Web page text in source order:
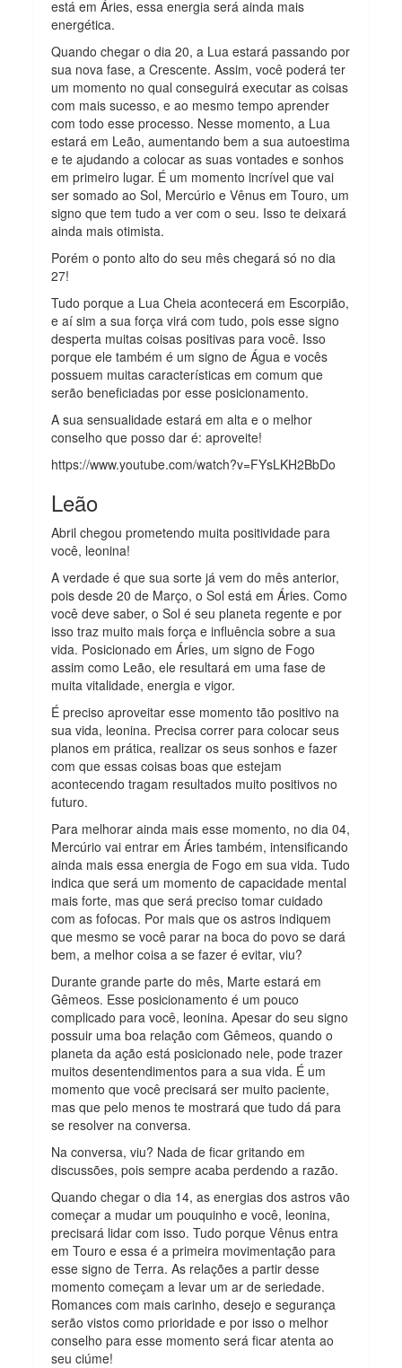
está em Áries, essa energia será ainda mais
energética.
Quando chegar o dia 20, a Lua estará passando por
sua nova fase, a Crescente. Assim, você poderá ter
um momento no qual conseguirá executar as coisas
com mais sucesso, e ao mesmo tempo aprender
com todo esse processo. Nesse momento, a Lua
estará em Leão, aumentando bem a sua autoestima
e te ajudando a colocar as suas vontades e sonhos
em primeiro lugar. É um momento incrível que vai
ser somado ao Sol, Mercúrio e Vênus em Touro, um
signo que tem tudo a ver com o seu. Isso te deixará
ainda mais otimista.
Porém o ponto alto do seu mês chegará só no dia
27!
Tudo porque a Lua Cheia acontecerá em Escorpião,
e aí sim a sua força virá com tudo, pois esse signo
desperta muitas coisas positivas para você. Isso
porque ele também é um signo de Água e vocês
possuem muitas características em comum que
serão beneficiadas por esse posicionamento.
A sua sensualidade estará em alta e o melhor
conselho que posso dar é: aproveite!
https://www.youtube.com/watch?v=FYsLKH2BbDo
Leão
Abril chegou prometendo muita positividade para
você, leonina!
A verdade é que sua sorte já vem do mês anterior,
pois desde 20 de Março, o Sol está em Áries. Como
você deve saber, o Sol é seu planeta regente e por
isso traz muito mais força e influência sobre a sua
vida. Posicionado em Áries, um signo de Fogo
assim como Leão, ele resultará em uma fase de
muita vitalidade, energia e vigor.
É preciso aproveitar esse momento tão positivo na
sua vida, leonina. Precisa correr para colocar seus
planos em prática, realizar os seus sonhos e fazer
com que essas coisas boas que estejam
acontecendo tragam resultados muito positivos no
futuro.
Para melhorar ainda mais esse momento, no dia 04,
Mercúrio vai entrar em Áries também, intensificando
ainda mais essa energia de Fogo em sua vida. Tudo
indica que será um momento de capacidade mental
mais forte, mas que será preciso tomar cuidado
com as fofocas. Por mais que os astros indiquem
que mesmo se você parar na boca do povo se dará
bem, a melhor coisa a se fazer é evitar, viu?
Durante grande parte do mês, Marte estará em
Gêmeos. Esse posicionamento é um pouco
complicado para você, leonina. Apesar do seu signo
possuir uma boa relação com Gêmeos, quando o
planeta da ação está posicionado nele, pode trazer
muitos desentendimentos para a sua vida. É um
momento que você precisará ser muito paciente,
mas que pelo menos te mostrará que tudo dá para
se resolver na conversa.
Na conversa, viu? Nada de ficar gritando em
discussões, pois sempre acaba perdendo a razão.
Quando chegar o dia 14, as energias dos astros vão
começar a mudar um pouquinho e você, leonina,
precisará lidar com isso. Tudo porque Vênus entra
em Touro e essa é a primeira movimentação para
esse signo de Terra. As relações a partir desse
momento começam a levar um ar de seriedade.
Romances com mais carinho, desejo e segurança
serão vistos como prioridade e por isso o melhor
conselho para esse momento será ficar atenta ao
seu ciúme!